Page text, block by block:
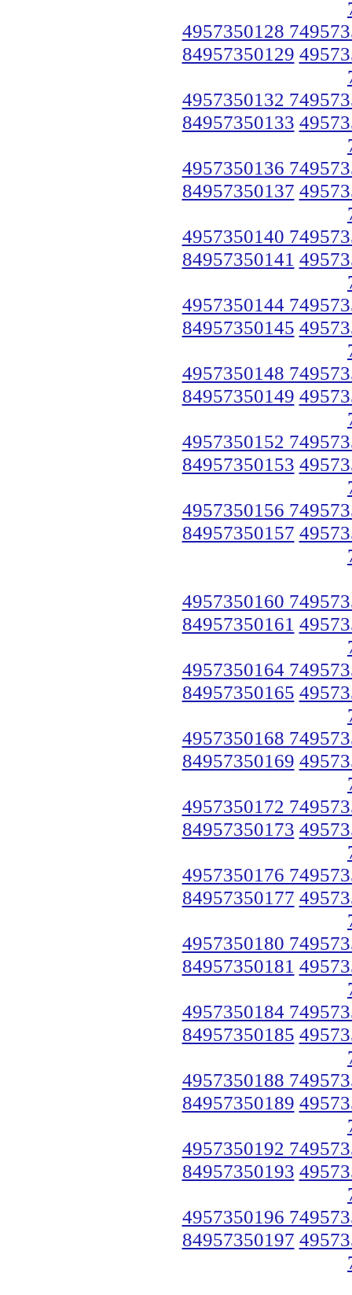
4957350128
84957350129
4957350132
84957350133
4957350136
84957350137
4957350140
84957350141
4957350144
84957350145
4957350148
84957350149
4957350152
84957350153
4957350156
84957350157
4957350160
84957350161
4957350164
84957350165
4957350168
84957350169
4957350172
84957350173
4957350176
84957350177
4957350180
84957350181
4957350184
84957350185
4957350188
84957350189
4957350192
84957350193
4957350196
84957350197